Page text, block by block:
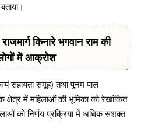
किनारे भगवान राम की
में आक्रोश
सहायता समूह) तथा पूनम पाल
में महिलाओं की भूमिका को रेखांकित
को निर्णय प्रक्रिया में अधिक सशक्त